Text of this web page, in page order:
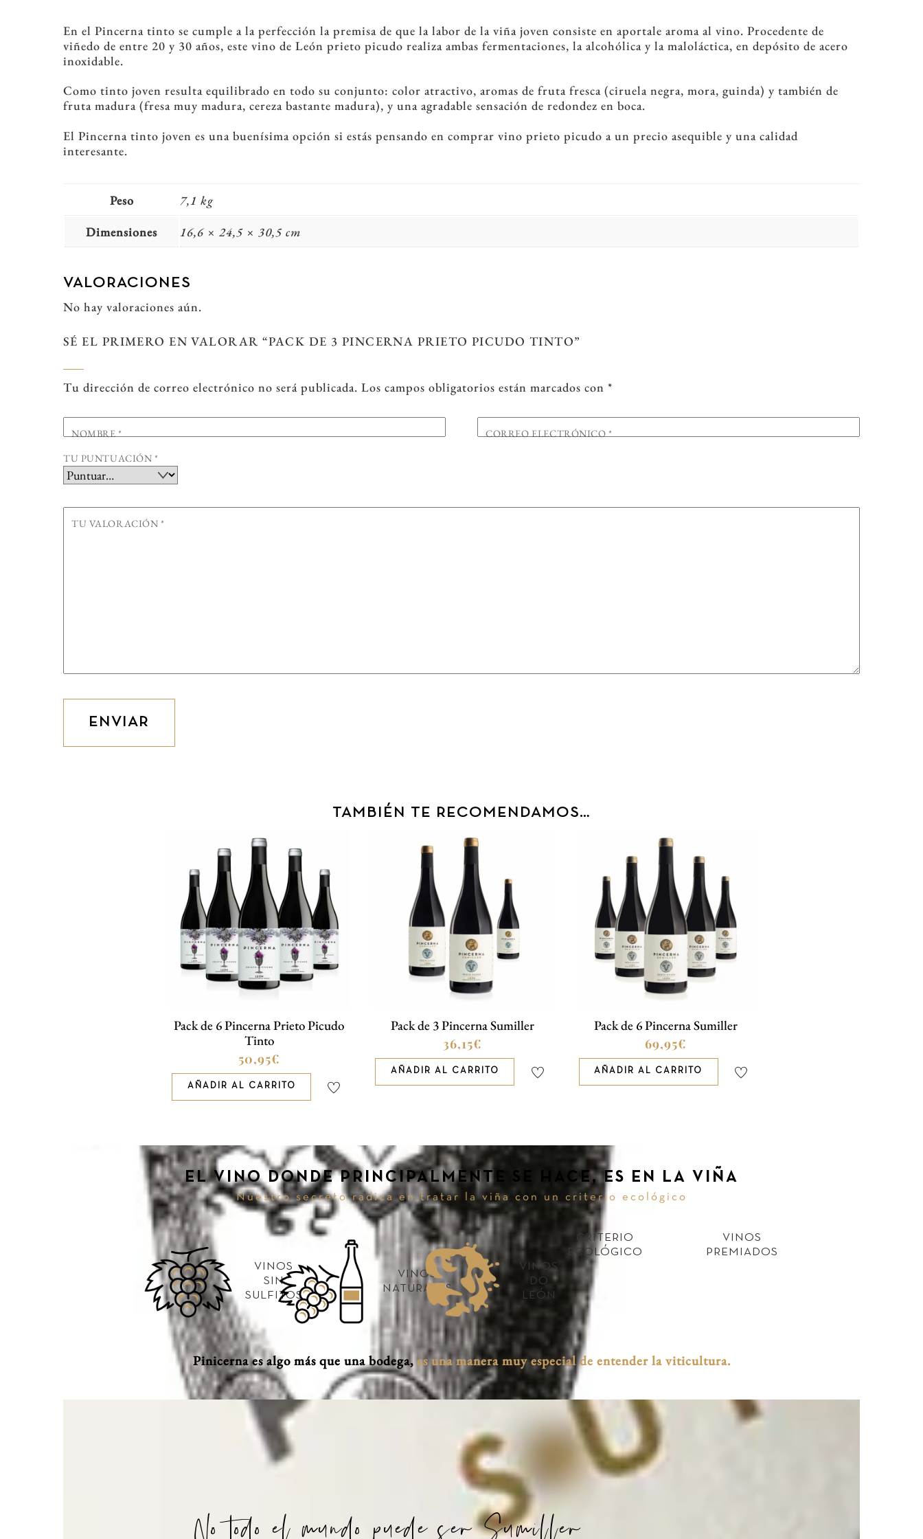
En el Pincerna tinto se cumple a la perfección la premisa de que la labor de la viña joven consiste en aportale aroma al vino. Procedente de
viñedo de entre 20 y 30 años, este vino de León prieto picudo realiza ambas fermentaciones, la alcohólica y la maloláctica, en depósito de acero
inoxidable.
Como tinto joven resulta equilibrado en todo su conjunto: color atractivo, aromas de fruta fresca (ciruela negra, mora, guinda) y también de
fruta madura (fresa muy madura, cereza bastante madura), y una agradable sensación de redondez en boca.
El Pincerna tinto joven es una buenísima opción si estás pensando en comprar vino prieto picudo a un precio asequible y una calidad
interesante.
Peso
7,1 kg
Dimensiones
16,6 × 24,5 × 30,5 cm
VALORACIONES
No hay valoraciones aún.
SÉ EL PRIMERO EN VALORAR “PACK DE 3 PINCERNA PRIETO PICUDO TINTO”
Tu dirección de correo electrónico no será publicada. Los campos obligatorios están marcados con *
NOMBRE* CORREO ELECTRÓNICO*
TU PUNTUACIÓN*
TU VALORACIÓN*
TAMBIÉN TE RECOMENDAMOS…
Pack de 6 Pincerna Prieto Picudo
Tinto
50,95€
AÑADIR AL CARRITO
Pack de 3 Pincerna Sumiller
36,15€
AÑADIR AL CARRITO
Pack de 6 Pincerna Sumiller
69,95€
AÑADIR AL CARRITO
EL VINO DONDE PRINCIPALMENTE SE HACE, ES EN LA VIÑA
Nuestro secreto radica en tratar la viña con un criterio ecológico
VINOS
SIN
SULFITOS
VINOS
NATURALES
VINOS
DO
LEÓN
CRITERIO
ECOLÓGICO
VINOS
PREMIADOS
Pinicerna es algo más que una bodega,es una manera muy especial de entender la viticultura.
No todo el mundo puede ser Sumiller